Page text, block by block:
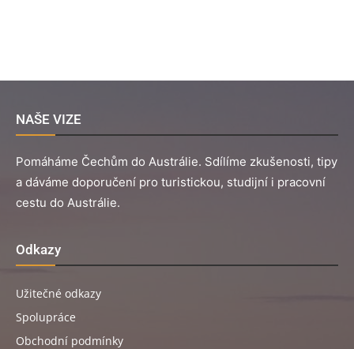
NAŠE VIZE
Pomáháme Čechům do Austrálie. Sdílíme zkušenosti, tipy
a dáváme doporučení pro turistickou, studijní i pracovní
cestu do Austrálie.
Odkazy
Užitečné odkazy
Spolupráce
Obchodní podmínky